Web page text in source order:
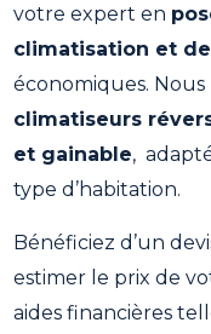
votre expert en
climatisation et
économiques.
climatiseurs
et gainable,
type d’habitation.
Bénéficiez d’un
estimer le prix de
aides financières